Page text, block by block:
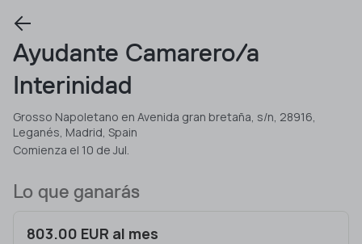
Ayudante Camarero/a
Interinidad
Grosso Napoletano en Avenida gran bretaña, s/n, 28916,
Leganés, Madrid, Spain
Comienza el 10 de Jul.
Lo que ganarás
803.00 EUR al mes